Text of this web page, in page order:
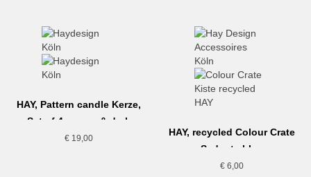
HAY, Pattern candle Kerze,
Set of 4, cream & dark
€ 19,00
HAY, recycled Colour Crate
S, dusty blue
€ 6,00